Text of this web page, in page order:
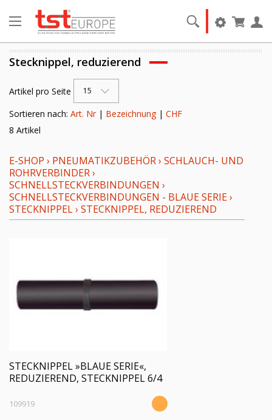
Stecknippel, reduzierend
Artikel pro Seite 15
Sortieren nach: Art. Nr| Bezeichnung| CHF
8 Artikel
E-SHOP › PNEUMATIKZUBEHÖR› SCHLAUCH- UND
ROHRVERBINDER›
SCHNELLSTECKVERBINDUNGEN ›
SCHNELLSTECKVERBINDUNGEN - BLAUE SERIE›
STECKNIPPEL› STECKNIPPEL, REDUZIEREND
STECKNIPPEL »BLAUE SERIE«,
REDUZIEREND, STECKNIPPEL 6/4
109919